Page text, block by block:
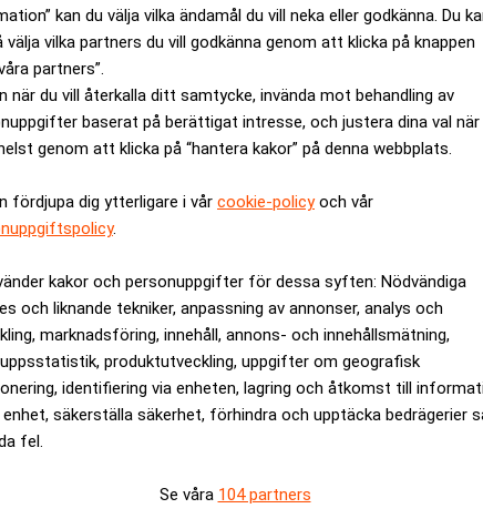
kan du välja vilka ändamål du vill neka eller godkänna. Du
välja vilka partners du vill godkänna genom att klicka på knappen
partners”.
när du vill återkalla ditt samtycke, invända mot behandling av
baserat på berättigat intresse, och justera dina val när
genom att klicka på “hantera kakor” på denna webbplats.
fördjupa dig ytterligare i vår cookie-policyoch vår
.
kakor och personuppgifter för dessa syften: Nödvändiga
och liknande tekniker, anpassning av annonser, analys och
marknadsföring, innehåll, annons- och innehållsmätning,
produktutveckling, uppgifter om geografisk
identifiering via enheten, lagring och åtkomst till
enhet, säkerställa säkerhet, förhindra och upptäcka bedrägerier
fel.
Se våra 104 partners
trots att de hade bättre betyg än studenterna som
och hovrätt.
fast att det rör sig om diskriminering och de båda
är kostnadsfritt: